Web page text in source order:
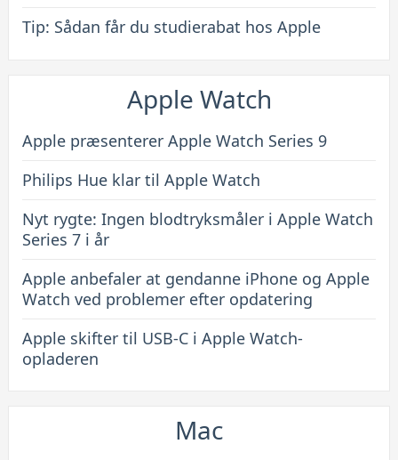
Tip: Sådan får du studierabat hos Apple
Apple Watch
Apple præsenterer Apple Watch Series 9
Philips Hue klar til Apple Watch
Nyt rygte: Ingen blodtryksmåler i Apple Watch
Series 7 i år
Apple anbefaler at gendanne iPhone og Apple
Watch ved problemer efter opdatering
Apple skifter til USB-C i Apple Watch-
opladeren
Mac